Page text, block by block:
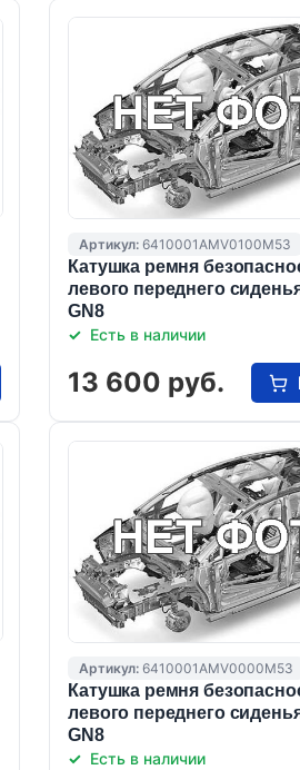
Артикул:6410001AMV0100M53
Катушка ремня
левого переднего
GN8
Есть в наличии
13 600 руб.
Артикул:6410001AMV0000M53
Катушка ремня
левого переднего
GN8
Есть в наличии